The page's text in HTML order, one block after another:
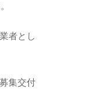
者とし
集交付